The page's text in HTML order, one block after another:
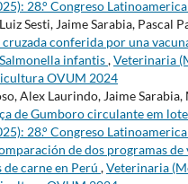
28.° Congreso
Sesti, Jaime Sarabia,
conferida por una
infantis,Veterinaria
OVUM 2024
Alex Laurindo, Jaime Sarabia,
de Gumboro circulante em
28.° Congreso
de dos programas
carne en Perú ,Veterinaria